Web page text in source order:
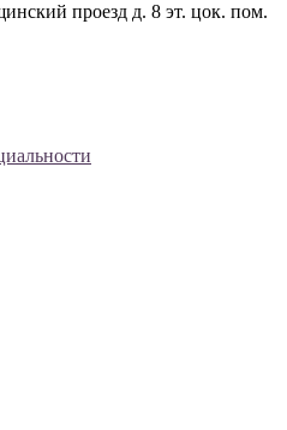
проезд д. 8 эт. цок. пом.